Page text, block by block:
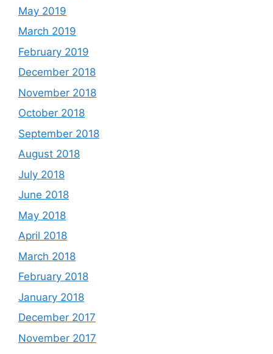
May 2019
March 2019
February 2019
December 2018
November 2018
October 2018
September 2018
August 2018
July 2018
June 2018
May 2018
April 2018
March 2018
February 2018
January 2018
December 2017
November 2017